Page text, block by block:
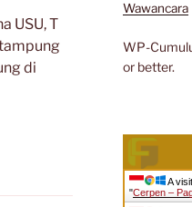
USU, T
di
Wawancara
WP-
or better.
A
"Cerpen –